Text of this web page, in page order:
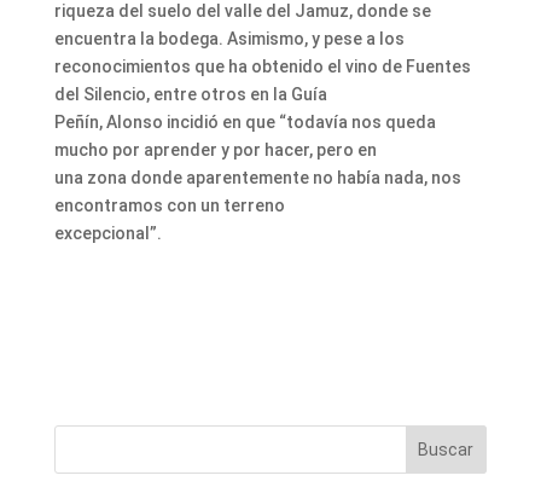
riqueza del suelo del valle del Jamuz, donde se
encuentra la bodega. Asimismo, y pese a los
reconocimientos que ha obtenido el vino de Fuentes
del Silencio, entre otros en la Guía
Peñín, Alonso incidió en que “todavía nos queda
mucho por aprender y por hacer, pero en
una zona donde aparentemente no había nada, nos
encontramos con un terreno
excepcional”.